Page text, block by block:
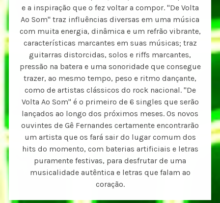
e a inspiração que o fez voltar a compor. "De Volta
Ao Som" traz influências diversas em uma música
com muita energia, dinâmica e um refrão vibrante,
características marcantes em suas músicas; traz
guitarras distorcidas, solos e riffs marcantes,
pressão na batera e uma sonoridade que consegue
trazer, ao mesmo tempo, peso e ritmo dançante,
como de artistas clássicos do rock nacional. "De
Volta Ao Som" é o primeiro de 6 singles que serão
lançados ao longo dos próximos meses. Os novos
ouvintes de Gê Fernandes certamente encontrarão
um artista que os fará sair do lugar comum dos
hits do momento, com baterias artificiais e letras
puramente festivas, para desfrutar de uma
musicalidade autêntica e letras que falam ao
coração.